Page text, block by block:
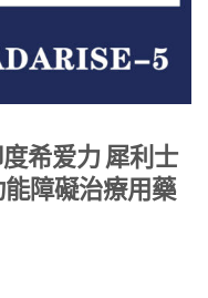
希爱力 犀利士
障礙治療用藥